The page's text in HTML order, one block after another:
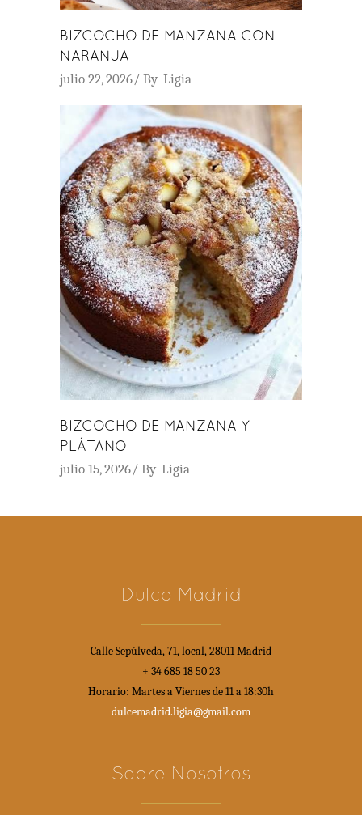
BIZCOCHO DE MANZANA CON
NARANJA
julio 22, 2026 By Ligia
BIZCOCHO DE MANZANA Y
PLÁTANO
julio 15, 2026 By Ligia
Dulce Madrid
Calle Sepúlveda, 71, local, 28011 Madrid
+ 34 685 18 50 23
Horario: Martes a Viernes de 11 a 18:30h
dulcemadrid.ligia@gmail.com
Sobre Nosotros